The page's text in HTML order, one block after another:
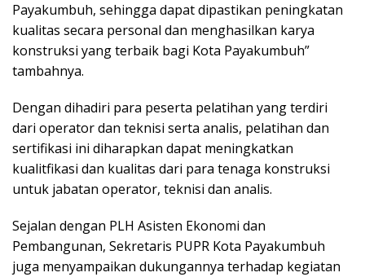
Payakumbuh, sehingga dapat dipastikan peningkatan
kualitas secara personal dan menghasilkan karya
konstruksi yang terbaik bagi Kota Payakumbuh”
tambahnya.
Dengan dihadiri para peserta pelatihan yang terdiri
dari operator dan teknisi serta analis, pelatihan dan
sertifikasi ini diharapkan dapat meningkatkan
kualitfikasi dan kualitas dari para tenaga konstruksi
untuk jabatan operator, teknisi dan analis.
Sejalan dengan PLH Asisten Ekonomi dan
Pembangunan, Sekretaris PUPR Kota Payakumbuh
juga menyampaikan dukungannya terhadap kegiatan